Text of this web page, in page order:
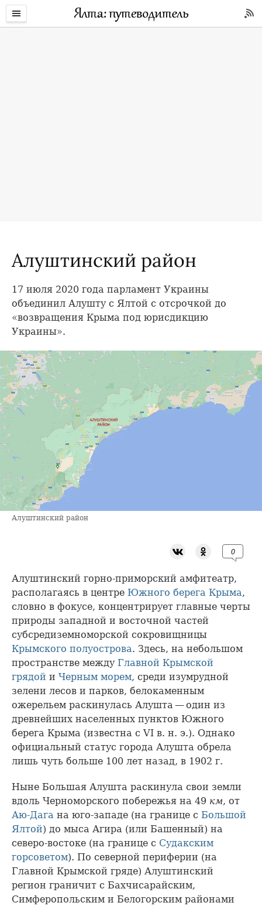
Алуштинский район
17 июля 2020 года парламент Украины
объединил Алушту с Ялтой с отсрочкой до
«возвращения Крыма под юрисдикцию
Украины».
Алуштинский район
0
Алуштинский горно-приморский амфитеатр,
располагаясь в центре Южного берега Крыма,
словно в фокусе, концентрирует главные черты
природы западной и восточной частей
субсредиземноморской сокровищницы
Крымского полуострова. Здесь, на небольшом
пространстве между Главной Крымской
грядой и Черным морем, среди изумрудной
зелени лесов и парков, белокаменным
ожерельем раскинулась Алушта — один из
древнейших населенных пунктов Южного
берега Крыма (известна с VI в. н. э.). Однако
официальный статус города Алушта обрела
лишь чуть больше 100 лет назад, в 1902 г.
Ныне Большая Алушта раскинула свои земли
вдоль Черноморского побережья на 49 км, от
Аю-Дага на юго-западе (на границе с Большой
Ялтой) до мыса Агира (или Башенный) на
северо-востоке (на границе с Судакским
горсоветом). По северной периферии (на
Главной Крымской гряде) Алуштинский
регион граничит с Бахчисарайским,
Симферопольским и Белогорским районами